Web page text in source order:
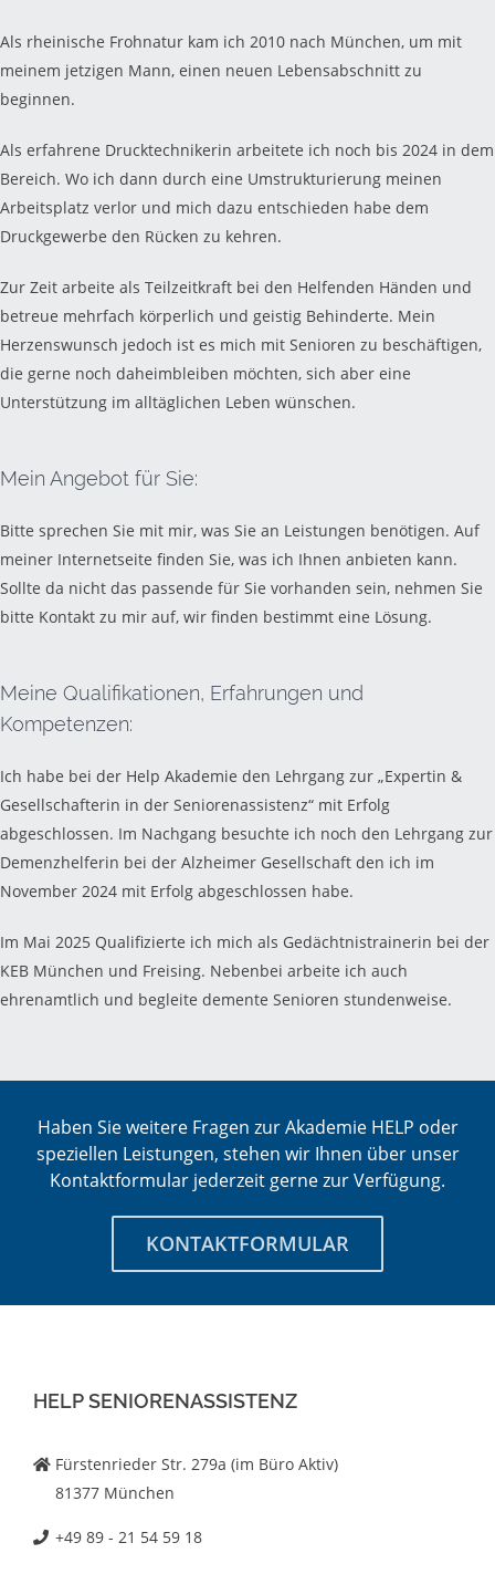
Als rheinische Frohnatur kam ich 2010 nach München, um mit
meinem jetzigen Mann, einen neuen Lebensabschnitt zu
beginnen.
Als erfahrene Drucktechnikerin arbeitete ich noch bis 2024 in dem
Bereich. Wo ich dann durch eine Umstrukturierung meinen
Arbeitsplatz verlor und mich dazu entschieden habe dem
Druckgewerbe den Rücken zu kehren.
Zur Zeit arbeite als Teilzeitkraft bei den Helfenden Händen und
betreue mehrfach körperlich und geistig Behinderte. Mein
Herzenswunsch jedoch ist es mich mit Senioren zu beschäftigen,
die gerne noch daheimbleiben möchten, sich aber eine
Unterstützung im alltäglichen Leben wünschen.
Mein Angebot für Sie:
Bitte sprechen Sie mit mir, was Sie an Leistungen benötigen. Auf
meiner Internetseite finden Sie, was ich Ihnen anbieten kann.
Sollte da nicht das passende für Sie vorhanden sein, nehmen Sie
bitte Kontakt zu mir auf, wir finden bestimmt eine Lösung.
Meine Qualifikationen, Erfahrungen und
Kompetenzen:
Ich habe bei der Help Akademie den Lehrgang zur „Expertin &
Gesellschafterin in der Seniorenassistenz“ mit Erfolg
abgeschlossen. Im Nachgang besuchte ich noch den Lehrgang zur
Demenzhelferin bei der Alzheimer Gesellschaft den ich im
November 2024 mit Erfolg abgeschlossen habe.
Im Mai 2025 Qualifizierte ich mich als Gedächtnistrainerin bei der
KEB München und Freising. Nebenbei arbeite ich auch
ehrenamtlich und begleite demente Senioren stundenweise.
Haben Sie weitere Fragen zur Akademie HELP oder
speziellen Leistungen, stehen wir Ihnen über unser
Kontaktformular jederzeit gerne zur Verfügung.
KONTAKTFORMULAR
HELP SENIORENASSISTENZ
Fürstenrieder Str. 279a (im Büro Aktiv)
81377 München
+49 89 - 21 54 59 18